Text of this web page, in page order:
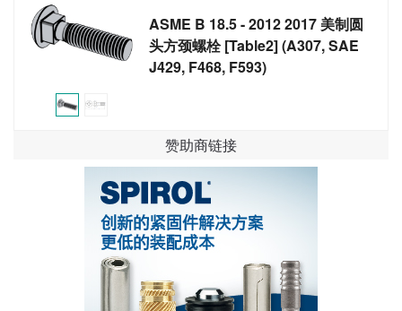
ASME B 18.5 - 2012 2017 美制圆
头方颈螺栓 [Table2] (A307, SAE
J429, F468, F593)
赞助商链接